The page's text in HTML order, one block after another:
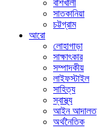
বাঁশখালী
সাতকানিয়া
চট্টগ্রাম
আরো
লোহাগাড়া
সাক্ষাৎকার
সম্পাদকীয়
লাইফস্টাইল
সাহিত্য
স্বাস্থ্য
আইন আদালত
অর্থনৈতিক